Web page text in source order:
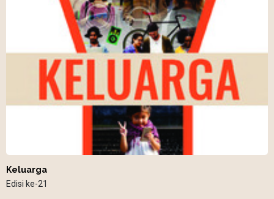
Keluarga
Edisi ke-21